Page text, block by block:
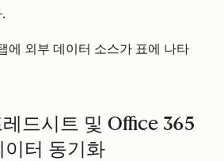
에 외부 데이터 소스가 표에 나타
드시트 및 Office 365
터 동기화